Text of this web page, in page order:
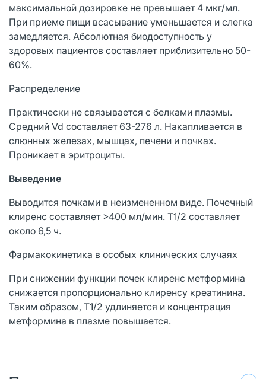
максимальной дозировке не превышает 4 мкг/мл.
При приеме пищи всасывание уменьшается и слегка
замедляется. Абсолютная биодоступность у
здоровых пациентов составляет приблизительно 50-
60%.
Распределение
Практически не связывается с белками плазмы.
Средний Vd составляет 63-276 л. Накапливается в
слюнных железах, мышцах, печени и почках.
Проникает в эритроциты.
Выведение
Выводится почками в неизмененном виде. Почечный
клиренс составляет >400 мл/мин. T1/2 составляет
около 6,5 ч.
Фармакокинетика в особых клинических случаях
При снижении функции почек клиренс метформина
снижается пропорционально клиренсу креатинина.
Таким образом, T1/2 удлиняется и концентрация
метформина в плазме повышается.